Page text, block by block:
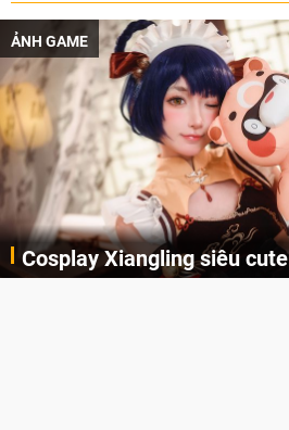
ẢNH GAME
Cosplay Xiangling siêu cute